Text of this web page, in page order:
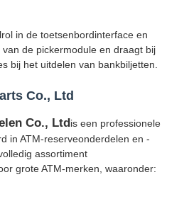
in de toetsenbordinterface en
de pickermodule en draagt ​​bij
bij het uitdelen van bankbiljetten.
Co., Ltd
Co., Ltdis een professionele
in ATM-reserveonderdelen en -
assortiment
grote ATM-merken, waaronder: